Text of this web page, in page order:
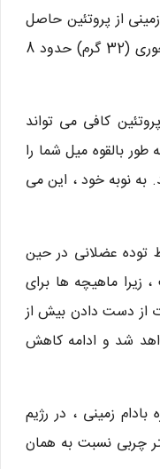
زمینی از پروتئین حاصل
می شود - یک وعده با 2 قاشق غذاخوری (32 گرم) حدود 8
کافی می تواند
بالقوه میل شما را
نوبه خود ، این می
توده عضلانی در حین
ماهیچه ها برای
از دست دادن بیش از
شد و ادامه کاهش
بادام زمینی ، در رژیم
چربی نسبت به همان